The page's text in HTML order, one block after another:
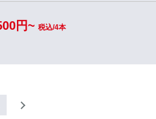
円~ 税込/4本